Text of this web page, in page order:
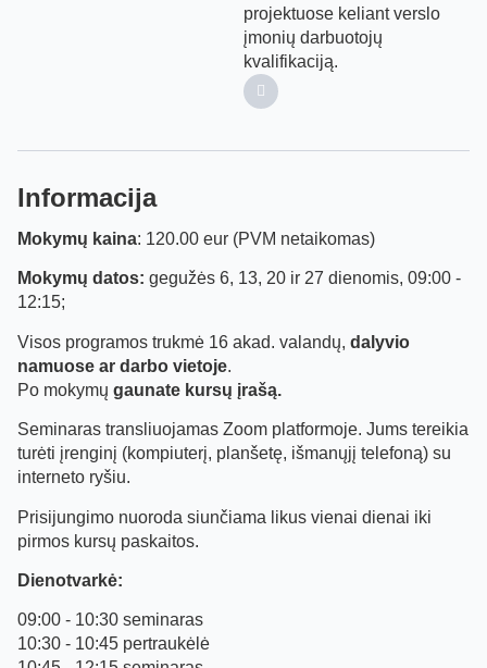
projektuose keliant verslo
įmonių darbuotojų
kvalifikaciją.
Informacija
Mokymų kaina: 120.00 eur (PVM netaikomas)
Mokymų datos: gegužės 6, 13, 20 ir 27 dienomis, 09:00 -
12:15;
Visos programos trukmė 16 akad. valandų, dalyvio
namuose ar darbo vietoje.
Po mokymų gaunate kursų įrašą.
Seminaras transliuojamas Zoom platformoje. Jums tereikia
turėti įrenginį (kompiuterį, planšetę, išmanųjį telefoną) su
interneto ryšiu.
Prisijungimo nuoroda siunčiama likus vienai dienai iki
pirmos kursų paskaitos.
Dienotvarkė:
09:00 - 10:30 seminaras
10:30 - 10:45 pertraukėlė